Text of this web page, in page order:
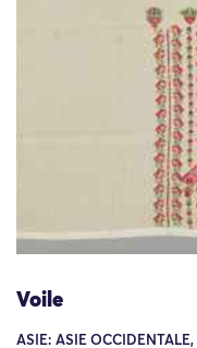
Voile
ASIE: ASIE OCCIDENTALE,